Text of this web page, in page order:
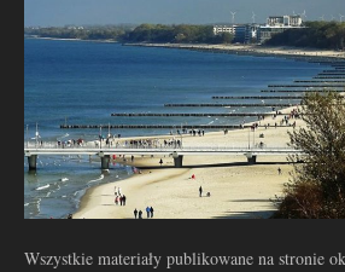
Wszystkie materiały publikowane na stronie